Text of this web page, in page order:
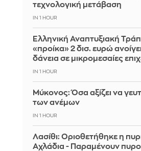
τεχνολογική μετάβαση
IN 1 HOUR
Ελληνική Αναπτυξιακή
«προίκα» 2 δισ. ευρώ
δάνεια σε μικρομεσαίες
IN 1 HOUR
Μύκονος: Όσα αξίζει να
των ανέμων
IN 1 HOUR
Λασίθι: Οριοθετήθηκε η
Αχλάδια - Παραμένουν